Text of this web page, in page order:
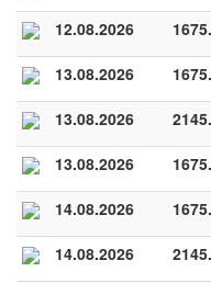
12.08.2026
13.08.2026
13.08.2026
13.08.2026
14.08.2026
14.08.2026